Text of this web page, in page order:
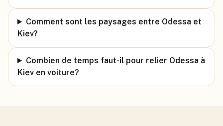
Comment sont les paysages entre Odessa et
Kiev?
Combien de temps faut-il pour relier Odessa à
Kiev en voiture?